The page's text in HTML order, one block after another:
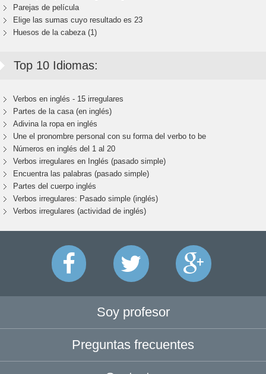
Parejas de película
Elige las sumas cuyo resultado es 23
Huesos de la cabeza (1)
Top 10 Idiomas:
Verbos en inglés - 15 irregulares
Partes de la casa (en inglés)
Adivina la ropa en inglés
Une el pronombre personal con su forma del verbo to be
Números en inglés del 1 al 20
Verbos irregulares en Inglés (pasado simple)
Encuentra las palabras (pasado simple)
Partes del cuerpo inglés
Verbos irregulares: Pasado simple (inglés)
Verbos irregulares (actividad de inglés)
Soy profesor
Preguntas frecuentes